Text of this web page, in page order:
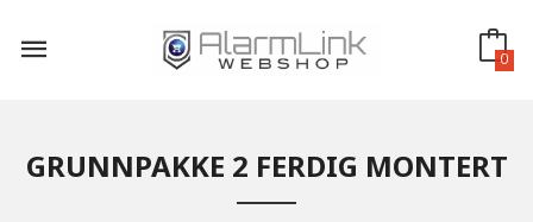
innholdet
0
GRUNNPAKKE 2 FERDIG MONTERT